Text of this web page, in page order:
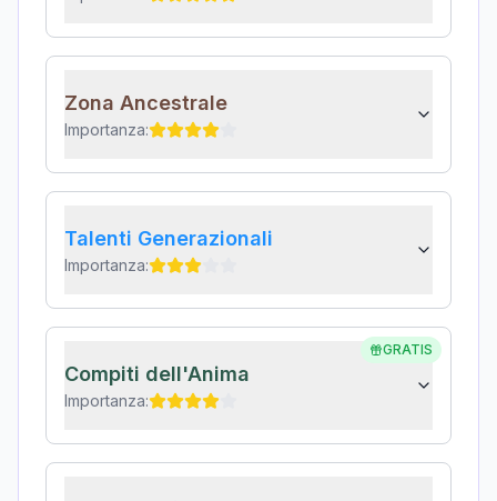
Zona Ancestrale
Importanza:
Talenti Generazionali
Importanza:
GRATIS
Compiti dell'Anima
Importanza: